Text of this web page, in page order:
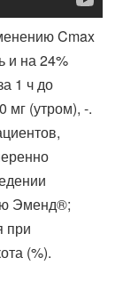
Cmax
и на 24%
1 ч до
мг (утром), -.
Эменд®;
при
(%).